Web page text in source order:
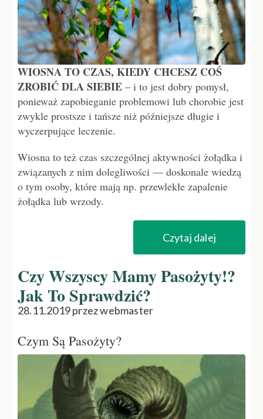
WIOSNA TO CZAS, KIEDY CHCESZ COŚ
ZROBIĆ DLA SIEBIE – i to jest dobry pomysł,
ponieważ zapobieganie problemowi lub chorobie jest
zwykle prostsze i tańsze niż późniejsze długie i
wyczerpujące leczenie.
Wiosna to też czas szczególnej aktywności żołądka i
związanych z nim dolegliwości — doskonale wiedzą
o tym osoby, które mają np. przewlekłe zapalenie
żołądka lub wrzody.
Czytaj dalej
Czy Wszyscy Mamy Pasożyty!?
Jak To Sprawdzić?
28.11.2019 przez webmaster
Czym Są Pasożyty?